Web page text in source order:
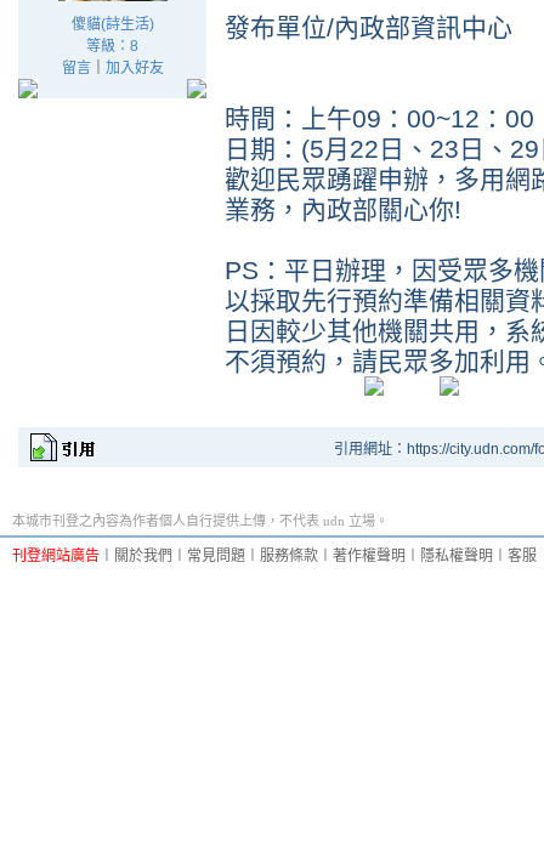
傻貓(詩生活)
等級：8
留言｜ 加入好友
發布單位/內政部資訊中心
時間：上午09：00~12：
日期：(5月22日、23日、
歡迎民眾踴躍申辦，多用網
業務，內政部關心你!
PS：平日辦理，因受眾多
以採取先行預約準備相關資
日因較少其他機關共用，
不須預約，請民眾多加利用
引用網址：https://
本城市刊登之內容為作者個人自行提供上傳，不代表 udn 立場。
刊登網站廣告 關於我們 常見問題 服務條款 著作權聲明 隱私權聲明 客服